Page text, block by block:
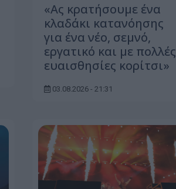
«Ας κρατήσουμε ένα
κλαδάκι κατανόησης
για ένα νέο, σεμνό,
εργατικό και με πολλές
ευαισθησίες κορίτσι»
03.08.2026 - 21:31